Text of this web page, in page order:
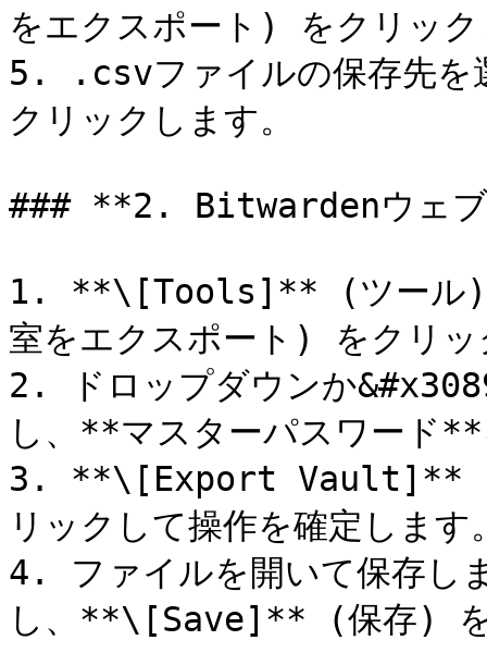
をエクスポート) をクリック
5. .csvファイルの保存先
クリックします。
### **2. Bitwardenウェブ
1. **\[Tools]** (ツー
室をエクスポート) をクリッ
2. ドロップダウンか
し、**マスターパスワード
3. **\[Export Vault]** (保
リックして操作を確定します
4. ファイルを開いて保存し
し、**\[Save]** (保存) を